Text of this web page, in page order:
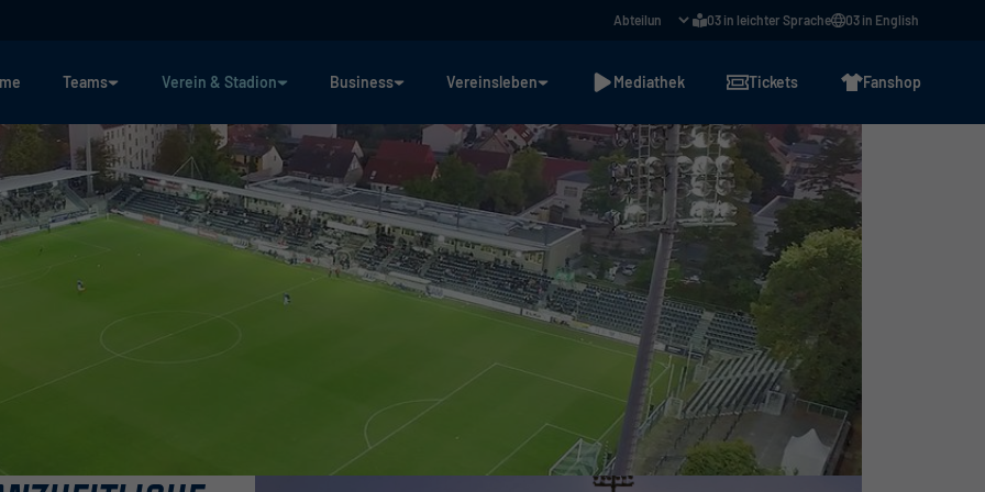
03 in leichter Sprache 03 in English
Teams Verein & Stadion Business Vereinsleben Mediathek Tickets Fanshop